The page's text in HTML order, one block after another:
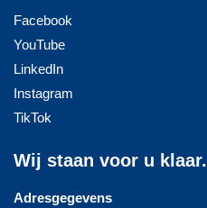
Facebook
YouTube
LinkedIn
Instagram
TikTok
Wij staan voor u klaar.
Adresgegevens